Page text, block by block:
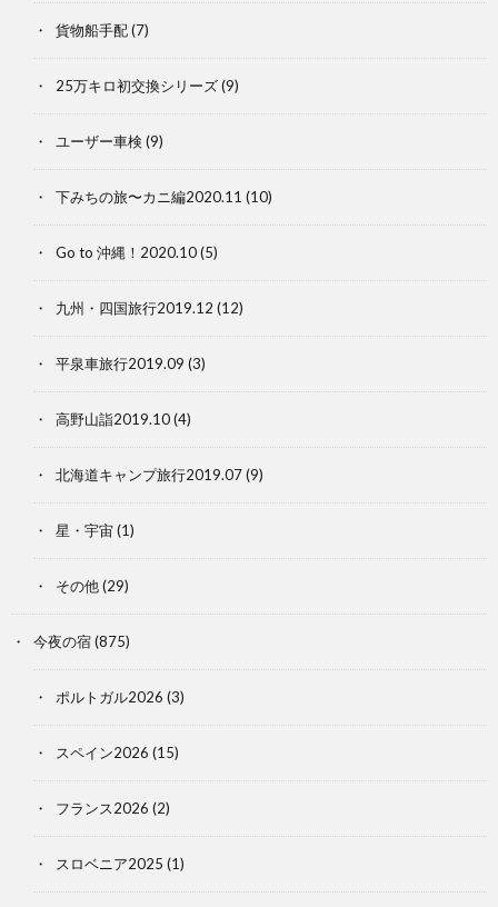
貨物船手配(7)
25万キロ初交換シリーズ(9)
ユーザー車検 (9)
下みちの旅〜カニ編2020.11 (10)
Go to 沖縄！2020.10(5)
九州・四国旅行2019.12 (12)
平泉車旅行2019.09 (3)
高野山詣2019.10(4)
北海道キャンプ旅行2019.07(9)
星・宇宙(1)
その他(29)
今夜の宿(875)
ポルトガル2026 (3)
スペイン2026 (15)
フランス2026 (2)
スロベニア2025 (1)